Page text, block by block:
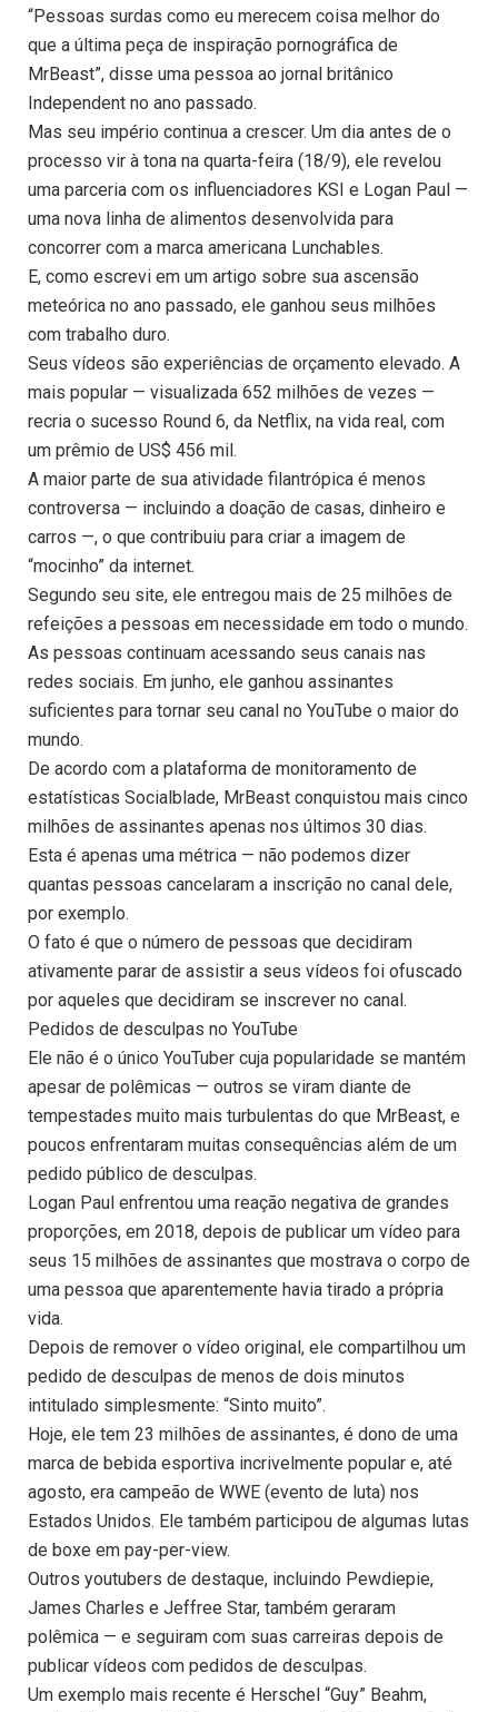
“Pessoas surdas como eu merecem coisa melhor do
que a última peça de inspiração pornográfica de
MrBeast”, disse uma pessoa ao jornal britânico
Independent no ano passado.
Mas seu império continua a crescer. Um dia antes de o
processo vir à tona na quarta-feira (18/9), ele revelou
uma parceria com os influenciadores KSI e Logan Paul —
uma nova linha de alimentos desenvolvida para
concorrer com a marca americana Lunchables.
E, como escrevi em um artigo sobre sua ascensão
meteórica no ano passado, ele ganhou seus milhões
com trabalho duro.
Seus vídeos são experiências de orçamento elevado. A
mais popular — visualizada 652 milhões de vezes —
recria o sucesso Round 6, da Netflix, na vida real, com
um prêmio de US$ 456 mil.
A maior parte de sua atividade filantrópica é menos
controversa — incluindo a doação de casas, dinheiro e
carros —, o que contribuiu para criar a imagem de
“mocinho” da internet.
Segundo seu site, ele entregou mais de 25 milhões de
refeições a pessoas em necessidade em todo o mundo.
As pessoas continuam acessando seus canais nas
redes sociais. Em junho, ele ganhou assinantes
suficientes para tornar seu canal no YouTube o maior do
mundo.
De acordo com a plataforma de monitoramento de
estatísticas Socialblade, MrBeast conquistou mais cinco
milhões de assinantes apenas nos últimos 30 dias.
Esta é apenas uma métrica — não podemos dizer
quantas pessoas cancelaram a inscrição no canal dele,
por exemplo.
O fato é que o número de pessoas que decidiram
ativamente parar de assistir a seus vídeos foi ofuscado
por aqueles que decidiram se inscrever no canal.
Pedidos de desculpas no YouTube
Ele não é o único YouTuber cuja popularidade se mantém
apesar de polêmicas — outros se viram diante de
tempestades muito mais turbulentas do que MrBeast, e
poucos enfrentaram muitas consequências além de um
pedido público de desculpas.
Logan Paul enfrentou uma reação negativa de grandes
proporções, em 2018, depois de publicar um vídeo para
seus 15 milhões de assinantes que mostrava o corpo de
uma pessoa que aparentemente havia tirado a própria
vida.
Depois de remover o vídeo original, ele compartilhou um
pedido de desculpas de menos de dois minutos
intitulado simplesmente: “Sinto muito”.
Hoje, ele tem 23 milhões de assinantes, é dono de uma
marca de bebida esportiva incrivelmente popular e, até
agosto, era campeão de WWE (evento de luta) nos
Estados Unidos. Ele também participou de algumas lutas
de boxe em pay-per-view.
Outros youtubers de destaque, incluindo Pewdiepie,
James Charles e Jeffree Star, também geraram
polêmica — e seguiram com suas carreiras depois de
publicar vídeos com pedidos de desculpas.
Um exemplo mais recente é Herschel “Guy” Beahm,